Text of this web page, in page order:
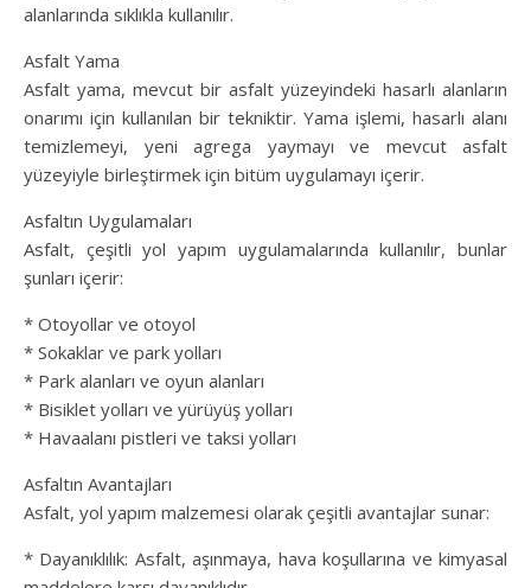
alanlarında sıklıkla kullanılır.
Asfalt Yama
Asfalt yama, mevcut bir asfalt yüzeyindeki hasarlı alanların
onarımı için kullanılan bir tekniktir. Yama işlemi, hasarlı alanı
temizlemeyi, yeni agrega yaymayı ve mevcut asfalt
yüzeyiyle birleştirmek için bitüm uygulamayı içerir.
Asfaltın Uygulamaları
Asfalt, çeşitli yol yapım uygulamalarında kullanılır, bunlar
şunları içerir:
* Otoyollar ve otoyol
* Sokaklar ve park yolları
* Park alanları ve oyun alanları
* Bisiklet yolları ve yürüyüş yolları
* Havaalanı pistleri ve taksi yolları
Asfaltın Avantajları
Asfalt, yol yapım malzemesi olarak çeşitli avantajlar sunar:
* Dayanıklılık: Asfalt, aşınmaya, hava koşullarına ve kimyasal